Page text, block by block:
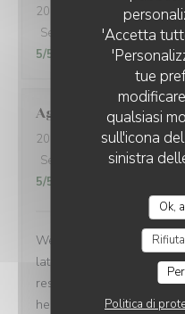
'Accetta
tue
qualsiasi
sull'icona
sinistra
Ok,
Politica di
2026-08-04
- 12:30 -
Servizio
/5 Atmosfera : 5
5/5
Agustina F
2026-07-30- 21:15 -
Servizio
Atmosfera:5
5/5
We made a quick
later to a warm, inviting,
restaurant owner and all
helpful and kind, spoke 3